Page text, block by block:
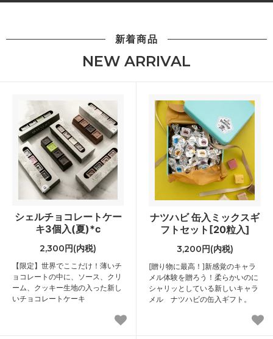
新着商品
NEW ARRIVAL
シェルチョコレートケー
キ3個入(夏)*c
2,300円(内税)
【限定】世界でここだけ！薄いチ
ョコレートの中に、ソース、クリ
ーム、クッキー生地の入った新し
いチョコレートケーキ
ナツハビ 缶入ミックスギ
フトセット[20粒入]
3,200円(内税)
[贈り物に最高！]新感覚のキャラ
メル体験を贈ろう！柔らかいのに
シャリッとしている新しいキャラ
メル ナツハビの缶入ギフト。